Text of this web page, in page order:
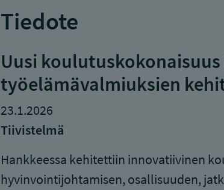
Tiedote
Uusi
työelämävalmiuksien
23.1.2026
Tiivistelmä
Hankkeessa kehitettiin innovatiivinen
hyvinvointijohtamisen, osallisuuden,